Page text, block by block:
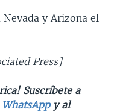
y Arizona el
Press]
Suscríbete a
WhatsAppy al